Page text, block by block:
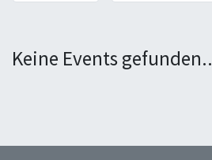
Keine Events gefunden..